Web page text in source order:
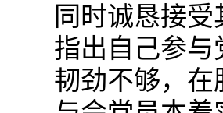
同时诚恳接
指出自己参
韧劲不够，